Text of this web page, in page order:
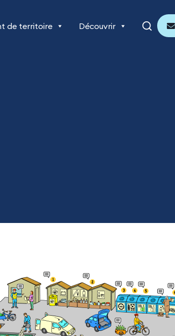
de territoire Découvrir